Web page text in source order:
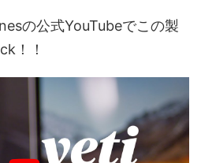
の公式YouTubeでこの製
！！